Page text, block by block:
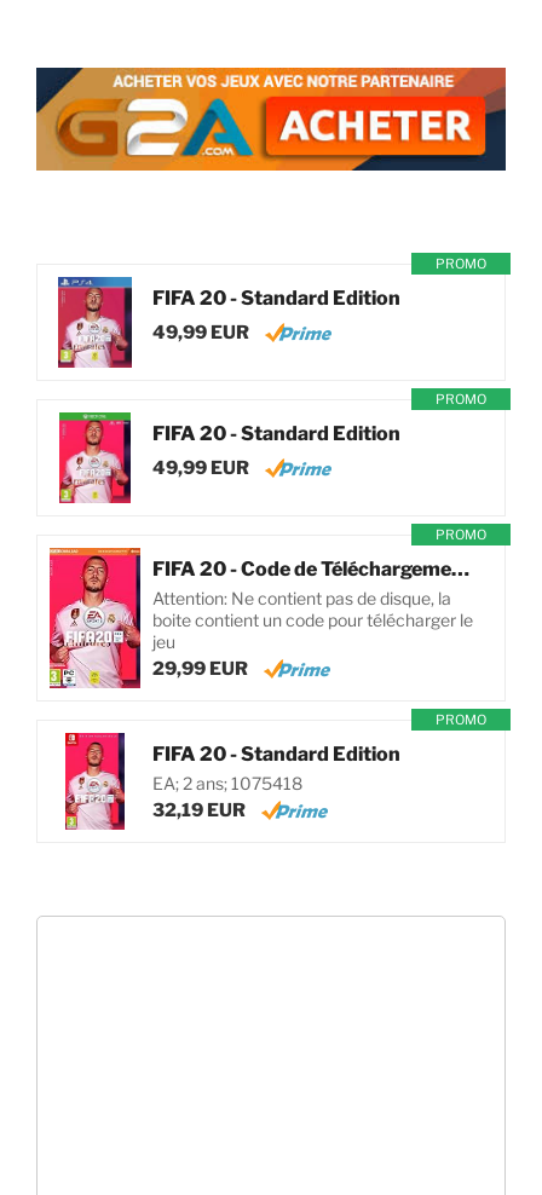
PROMO
FIFA 20 - Standard Edition
49,99 EUR
PROMO
FIFA 20 - Standard Edition
49,99 EUR
PROMO
FIFA 20 - Code de Téléchargement pour PC
Attention: Ne contient pas de disque, la
boite contient un code pour télécharger le
jeu
29,99 EUR
PROMO
FIFA 20 - Standard Edition
EA; 2 ans; 1075418
32,19 EUR